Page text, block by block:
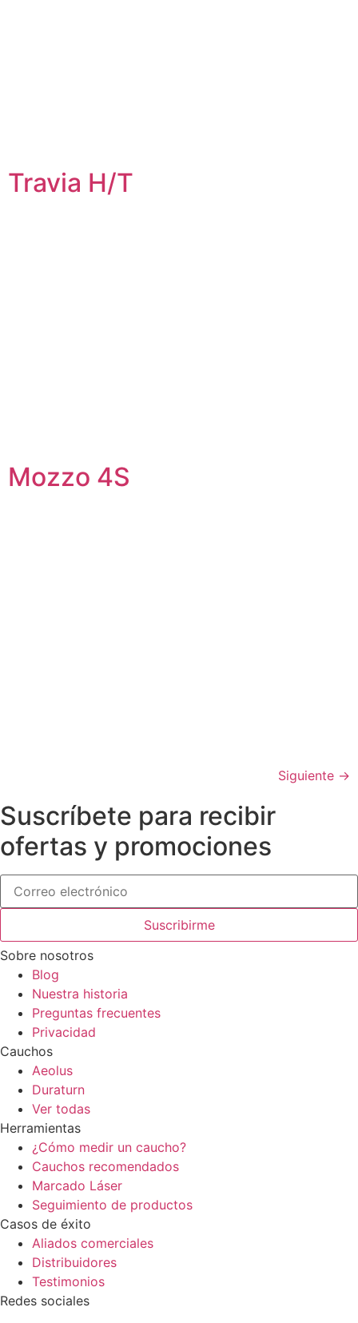
Travia H/T
Mozzo 4S
Siguiente →
Suscríbete para recibir
ofertas y promociones
Suscribirme
Sobre nosotros
Blog
Nuestra historia
Preguntas frecuentes
Privacidad
Cauchos
Aeolus
Duraturn
Ver todas
Herramientas
¿Cómo medir un caucho?
Cauchos recomendados
Marcado Láser
Seguimiento de productos
Casos de éxito
Aliados comerciales
Distribuidores
Testimonios
Redes sociales